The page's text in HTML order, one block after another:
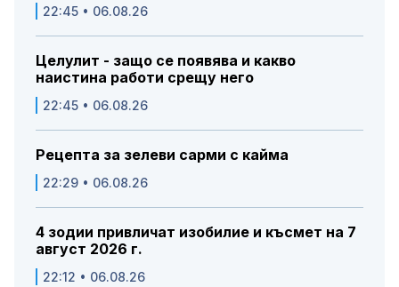
22:45 • 06.08.26
Целулит - защо се появява и какво
наистина работи срещу него
22:45 • 06.08.26
Рецепта за зелеви сарми с кайма
22:29 • 06.08.26
4 зодии привличат изобилие и късмет на 7
август 2026 г.
22:12 • 06.08.26